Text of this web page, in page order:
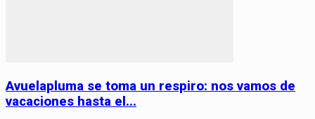
Avuelapluma se toma un respiro: nos vamos de
vacaciones hasta el...